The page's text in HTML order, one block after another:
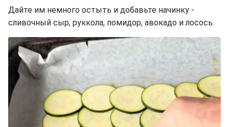
Дайте им немного остыть и добавьте начинку -
сливочный сыр, руккола, помидор, авокадо и лосось.